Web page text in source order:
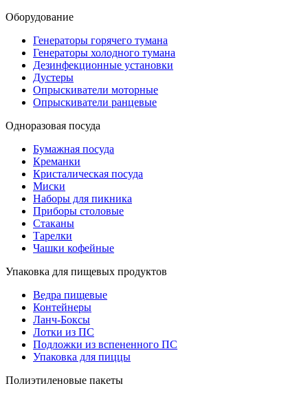
Оборудование
Генераторы горячего тумана
Генераторы холодного тумана
Дезинфекционные установки
Дустеры
Опрыскиватели моторные
Опрыскиватели ранцевые
Одноразовая посуда
Бумажная посуда
Креманки
Кристалическая посуда
Миски
Наборы для пикника
Приборы столовые
Стаканы
Тарелки
Чашки кофейные
Упаковка для пищевых продуктов
Ведра пищевые
Контейнеры
Ланч-Боксы
Лотки из ПС
Подложки из вспененного ПС
Упаковка для пиццы
Полиэтиленовые пакеты